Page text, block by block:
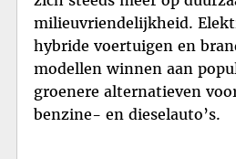
milieuvriendelijkheid.
hybride voertuigen en
modellen winnen aan
groenere alternatieven
benzine- en dieselauto’s.